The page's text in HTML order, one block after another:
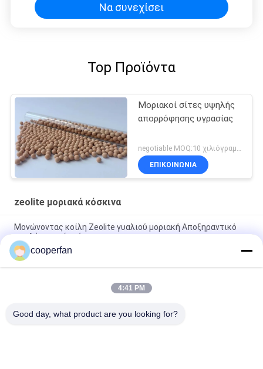
Να συνεχίσει
Top Προϊόντα
Μοριακοί σίτες υψηλής
απορρόφησης υγρασίας
ΕΠΙΚΟΙΝΩΝΙΑ
zeolite μοριακά κόσκινα
Μονώνοντας κοίλη Zeolite γυαλιού μοριακή Αποξηραντικό
υψηλή υγρασία κόσκινων
Αποξηραντικό σβόλος κόσκινων 3A 4A 5A 13X μοριακός για
την αφυδάτωση φυσικού αερίου
Zeolite χωρισμού αερίου μοριακά κόσκινα, διάφορο Zeolite
cooperfan
4:41 PM
Good day, what product are you looking for?